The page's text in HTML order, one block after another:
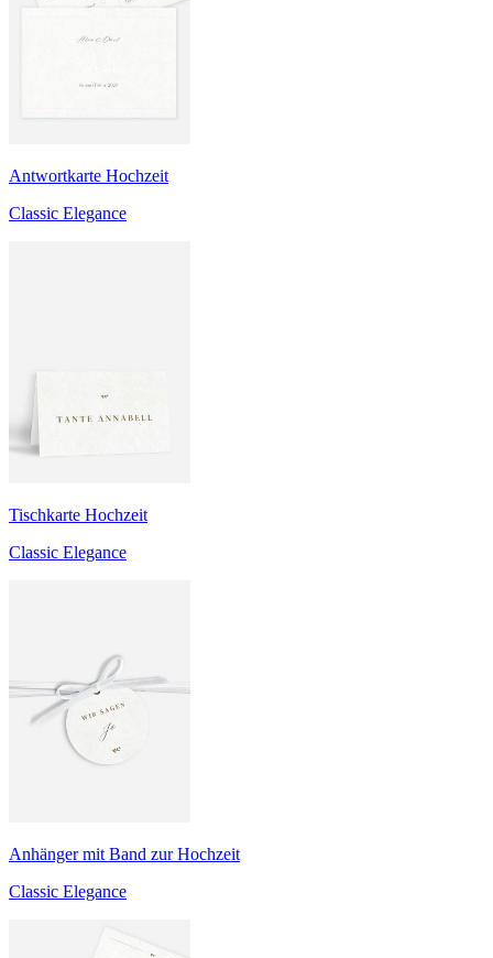
Antwortkarte Hochzeit
Classic Elegance
Tischkarte Hochzeit
Classic Elegance
Anhänger mit Band zur Hochzeit
Classic Elegance